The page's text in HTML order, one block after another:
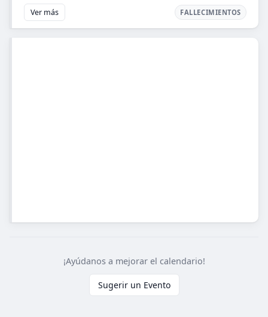
Ver más FALLECIMIENTOS
¡Ayúdanos a mejorar el calendario!
Sugerir un Evento